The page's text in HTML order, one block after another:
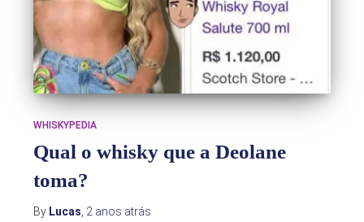
WHISKYPEDIA
Qual o whisky que a Deolane
toma?
By Lucas 2 anos atrás